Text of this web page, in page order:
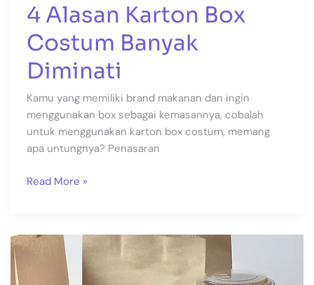
4 Alasan Karton Box
Costum Banyak
Diminati
Kamu yang memiliki brand makanan dan ingin
menggunakan box sebagai kemasannya, cobalah
untuk menggunakan karton box costum, memang
apa untungnya? Penasaran
Read More »
Food
Packaging,